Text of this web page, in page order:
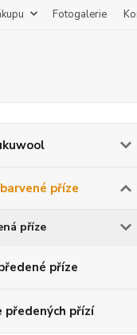
Fotogalerie
příze
příze
příze
předených přízí